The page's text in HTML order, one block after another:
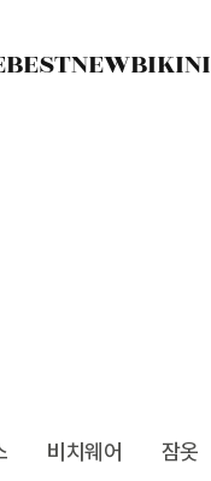
BESTNEWBIKINI
비치웨어 잠옷